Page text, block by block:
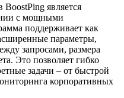
является
с мощными
поддерживает как
параметры,
запросами, размера
Это позволяет гибко
задачи – от быстрой
корпоративных